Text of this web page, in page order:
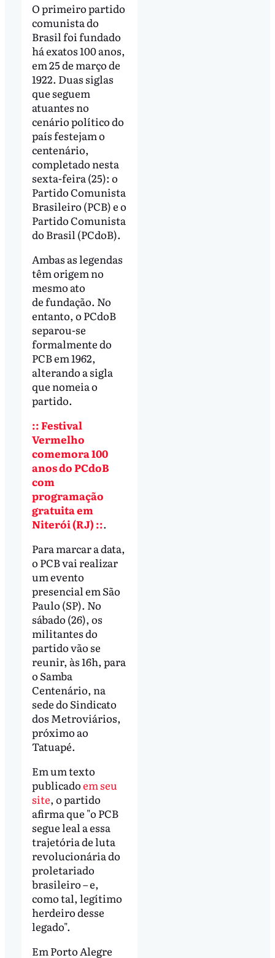
O primeiro partido
comunista do
Brasil foi fundado
há exatos 100 anos,
em 25 de março de
1922. Duas siglas
que seguem
atuantes no
cenário político do
país festejam o
centenário,
completado nesta
sexta-feira (25): o
Partido Comunista
Brasileiro (PCB) e o
Partido Comunista
do Brasil (PCdoB).
Ambas as legendas
têm origem no
mesmo ato
de fundação. No
entanto, o PCdoB
separou-se
formalmente do
PCB em 1962,
alterando a sigla
que nomeia o
partido.
:: Festival
Vermelho
comemora 100
anos do PCdoB
com
programação
gratuita em
Niterói (RJ) ::.
Para marcar a data,
o PCB vai realizar
um evento
presencial em São
Paulo (SP). No
sábado (26), os
militantes do
partido vão se
reunir, às 16h, para
o Samba
Centenário, na
sede do Sindicato
dos Metroviários,
próximo ao
Tatuapé.
Em um texto
publicadoem seu
site, o partido
afirma que "o PCB
segue leal a essa
trajetória de luta
revolucionária do
proletariado
brasileiro – e,
como tal, legítimo
herdeiro desse
legado".
Em Porto Alegre